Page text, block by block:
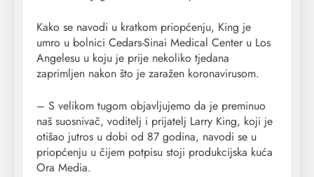
Kako se navodi u kratkom priopćenju, King je
umro u bolnici Cedars-Sinai Medical Center u Los
Angelesu u koju je prije nekoliko tjedana
zaprimljen nakon što je zaražen koronavirusom.
– S velikom tugom objavljujemo da je preminuo
naš suosnivač, voditelj i prijatelj Larry King, koji je
otišao jutros u dobi od 87 godina, navodi se u
priopćenju u čijem potpisu stoji produkcijska kuća
Ora Media.